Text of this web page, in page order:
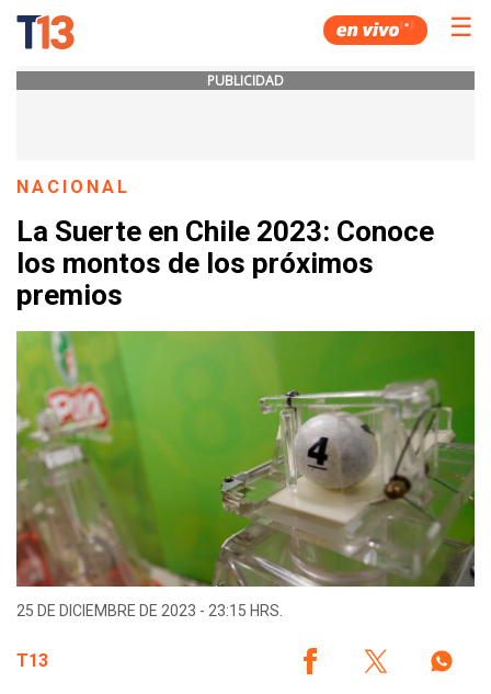
☰
PUBLICIDAD
NACIONAL
La Suerte en Chile 2023: Conoce
los montos de los próximos
premios
25 DE DICIEMBRE DE 2023 - 23:15 HRS.
T13